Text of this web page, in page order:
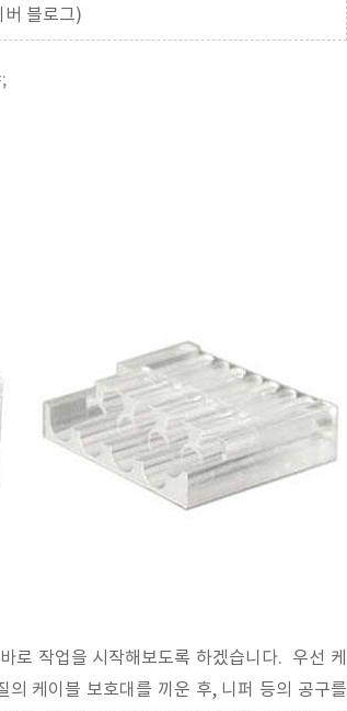
버 블로그)
로 작업을 시작해보도록 하겠습니다. 우선 케
케이블 보호대를 끼운 후, 니퍼 등의 공구를